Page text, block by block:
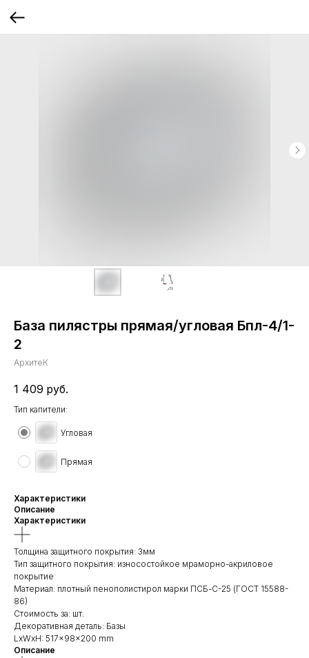
База пилястры прямая/угловая Бпл-4/1-
2
АрхитеК
1 409 руб.
Тип капители:
Угловая
Прямая
Характеристики
Описание
Характеристики
Толщина защитного покрытия: 3мм
Тип защитного покрытия: износостойкое мраморно-акриловое
покрытие
Материал: плотный пенополистирол марки ПСБ-С-25 (ГОСТ 15588-
86)
Стоимость за: шт.
Декоративная деталь: Базы
LxWxH: 517x98x200 mm
Описание